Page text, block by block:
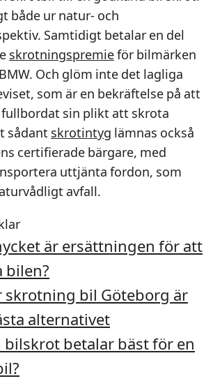
både ur natur- och
Samtidigt betalar en del
skrotningspremieför bilmärken
Och glöm inte det lagliga
som är en bekräftelse på att
sin plikt att skrota
sådant skrotintyg lämnas också
certifierade bärgare, med
uttjänta fordon, som
avfall.
är ersättningen för att
bilen?
skrotning bil Göteborg är
alternativet
bilskrot betalar bäst för en